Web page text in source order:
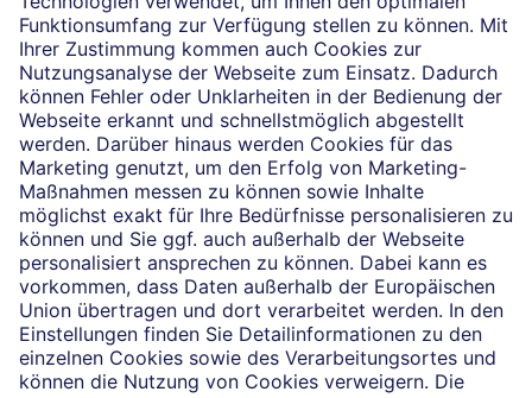
Impressum
Rechtliche Hinweise
Datenschutz